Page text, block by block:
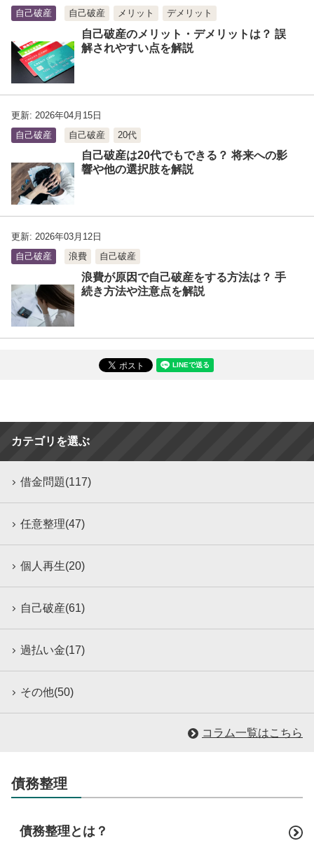
自己破産
自己破産 メリット デメリット
自己破産のメリット・デメリットは？ 誤
解されやすい点を解説
更新: 2026年04月15日
自己破産
自己破産 20代
自己破産は20代でもできる？ 将来への影
響や他の選択肢を解説
更新: 2026年03月12日
自己破産
浪費 自己破産
浪費が原因で自己破産をする方法は？ 手
続き方法や注意点を解説
カテゴリを選ぶ
借金問題(117)
任意整理(47)
個人再生(20)
自己破産(61)
過払い金(17)
その他(50)
コラム一覧はこちら
債務整理
債務整理とは？